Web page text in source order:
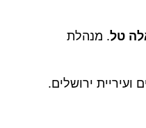
. מנהלת
ועיריית ירושלים.